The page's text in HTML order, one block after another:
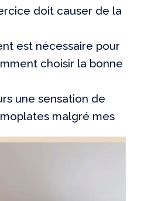
doit causer de la
est nécessaire pour
choisir la bonne
une sensation de
malgré mes